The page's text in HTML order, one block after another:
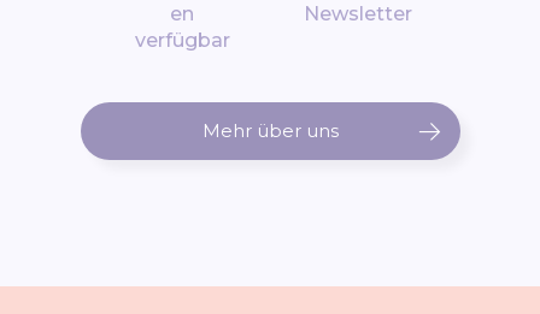
en
verfügbar
Newsletter
Mehr über uns